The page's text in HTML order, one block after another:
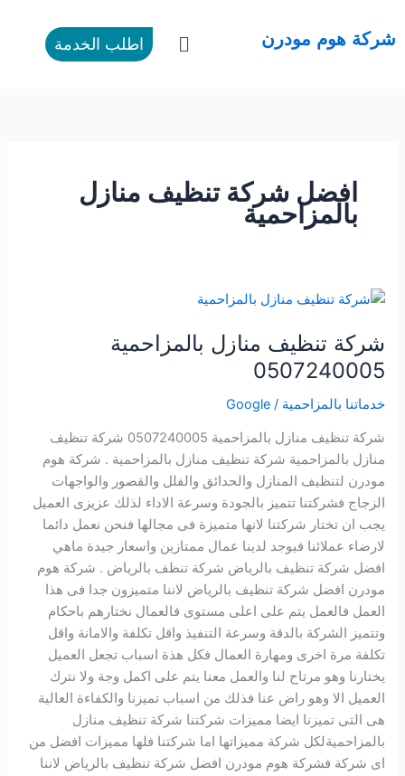
شركة هوم مودرن القائمة اطلب الخدمة
افضل شركة تنظيف منازل
بالمزاحمية
شركة تنظيف منازل بالمزاحمية
0507240005
خدماتنا بالمزاحمية/
Google
شركة تنظيف منازل بالمزاحمية 0507240005 شركة تنظيف
منازل بالمزاحمية شركة تنظيف منازل بالمزاحمية . شركة هوم
مودرن لتنظيف المنازل والحدائق والفلل والقصور والواجهات
الزجاج فشركتنا تتميز بالجودة وسرعة الاداء لذلك عزيزى العميل
يجب ان تختار شركتنا لانها متميزة فى مجالها فنحن نعمل دائما
لارضاء عملائنا فيوجد لدينا عمال ممتازين واسعار جيدة ماهي
افضل شركة تنظيف بالرياض شركة تنظف بالرياض . شركة هوم
مودرن افضل شركة تنظيف بالرياض لاننا متميزون جدا فى هذا
العمل فالعمل يتم على اعلى مستوى فالعمال نختارهم باحكام
وتتميز الشركة بالدقة وسرعة التنفيذ واقل تكلفة والامانة واقل
تكلفة مرة اخرى ومهارة العمال فكل هذة اسباب تجعل العميل
يختارنا وهو مرتاح لنا والعمل معنا يتم على اكمل وجة ولا نترك
العميل الا وهو راض عنا فذلك من اسباب تميزنا والكفاءة العالية
هى التى تميزنا ايضا مميزات شركتنا شركة تنظيف منازل
بالمزاحميةلكل شركة مميزاتها اما شركتنا فلها مميزات افضل من
اى شركة فشركة هوم مودرن افضل شركة تنظيف بالرياض لاننا
شركة
منازل
بالمزاحمية
0507240005